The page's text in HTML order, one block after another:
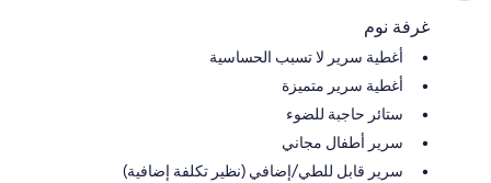
غرفة نوم
أغطية سرير لا تسبب الحساسية
أغطية سرير متميزة
ستائر حاجبة للضوء
سرير أطفال مجاني
سرير قابل للطي/إضافي (نظير تكلفة إضافية)